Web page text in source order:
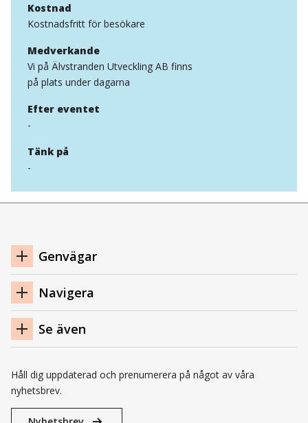
Kostnad
Kostnadsfritt för besökare
Medverkande
Vi på Älvstranden Utveckling AB finns
på plats under dagarna
Efter eventet
-
Tänk på
-
Navigation
sidfot
Genvägar
Navigera
Se även
Håll dig uppdaterad och prenumerera på något av våra
nyhetsbrev.